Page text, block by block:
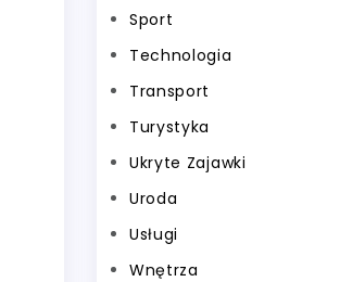
Sport
Technologia
Transport
Turystyka
Ukryte Zajawki
Uroda
Usługi
Wnętrza